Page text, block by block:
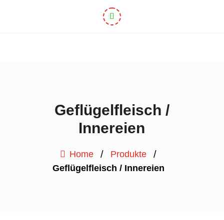
Geflügelfleisch /
Innereien
Home / Produkte /
Geflügelfleisch / Innereien